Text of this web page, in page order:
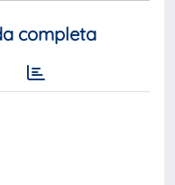
completa